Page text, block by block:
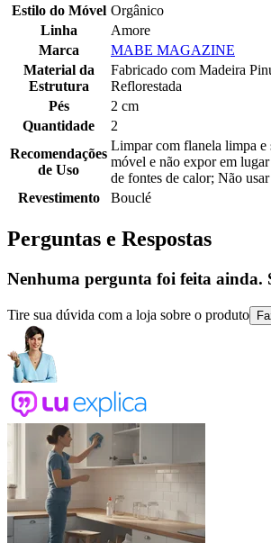
Estilo do Móvel Orgânico
Linha
Amore
Marca
MABE MAGAZINE
Material da
Estrutura
Fabricado com Madeira
Reflorestada
Pés
2 cm
Quantidade
2
Recomendações
de Uso
Limpar com flanela limpa e
móvel e não expor em
de fontes de calor; Não
Revestimento
Bouclé
Perguntas e Respostas
Nenhuma pergunta foi feita ainda.
Tire sua dúvida com a loja sobre o produto